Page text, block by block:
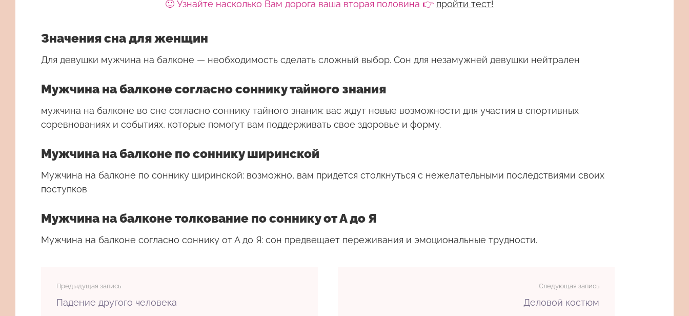
🙂 Узнайте насколько Вам дорога ваша вторая половина 👉 пройти тест!
Значения сна для женщин
Для девушки мужчина на балконе — необходимость сделать сложный выбор. Сон для незамужней девушки нейтрален
Мужчина на балконе согласно соннику тайного знания
мужчина на балконе во сне согласно соннику тайного знания: вас ждут новые возможности для участия в спортивных
соревнованиях и событиях, которые помогут вам поддерживать свое здоровье и форму.
Мужчина на балконе по соннику ширинской
Мужчина на балконе по соннику ширинской: возможно, вам придется столкнуться с нежелательными последствиями своих
поступков
Мужчина на балконе толкование по соннику от А до Я
Мужчина на балконе согласно соннику от А до Я: сон предвещает переживания и эмоциональные трудности.
Предыдущая запись
Падение другого человека
Следующая запись
Деловой костюм